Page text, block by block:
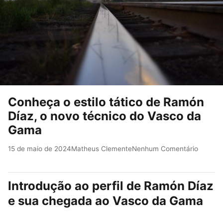
Conheça o estilo tático de Ramón
Díaz, o novo técnico do Vasco da
Gama
15 de maio de 2024Matheus ClementeNenhum Comentário
Introdução ao perfil de Ramón Díaz
e sua chegada ao Vasco da Gama